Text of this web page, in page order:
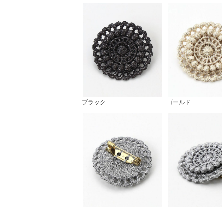
ブラック ゴールド